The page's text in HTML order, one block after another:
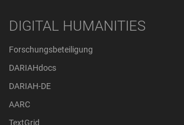
DIGITAL HUMANITIES
Forschungsbeteiligung
DARIAHdocs
DARIAH-DE
AARC
TextGrid